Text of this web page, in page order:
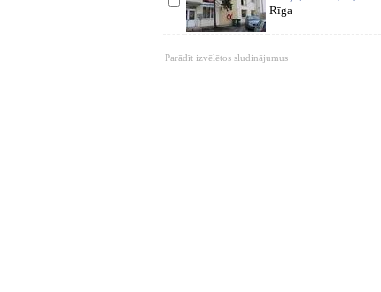
Rīga
Parādīt izvēlētos sludinājumus